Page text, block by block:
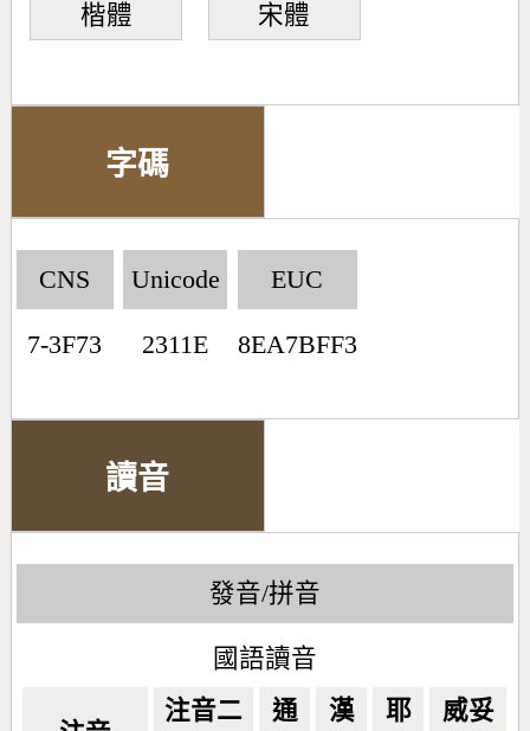
楷體 宋體
字碼
CNS
7-3F73
Unicode
2311E
EUC
8EA7BFF3
讀音
發音/拼音
國語讀音
注音二 通 漢 耶 威妥